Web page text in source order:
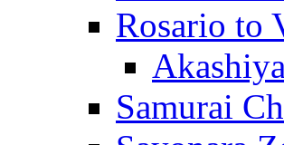
Rosario to
Samurai